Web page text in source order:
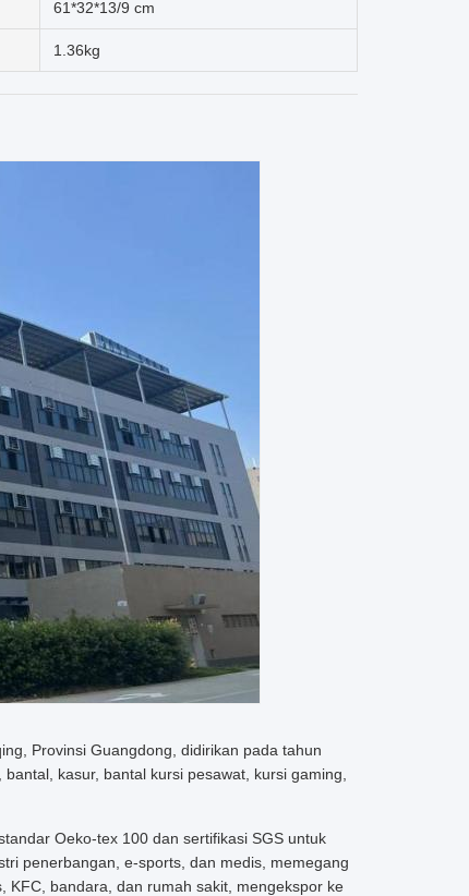
61*32*13/9 cm
1.36kg
Provinsi Guangdong, didirikan pada tahun
kasur, bantal kursi pesawat, kursi gaming,
Oeko-tex 100 dan sertifikasi SGS untuk
penerbangan, e-sports, dan medis, memegang
KFC, bandara, dan rumah sakit, mengekspor ke